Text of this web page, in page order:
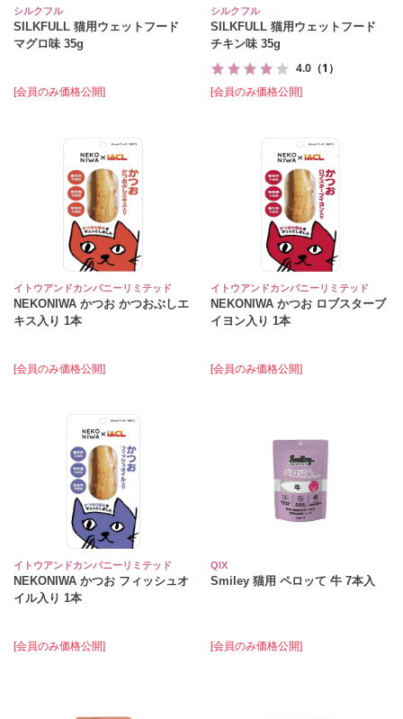
シルクフル
SILKFULL 猫用ウェットフード
マグロ味 35g
[会員のみ価格公開]
シルクフル
SILKFULL 猫用ウェットフード
チキン味 35g
4.0 （1）
[会員のみ価格公開]
イトウアンドカンパニーリミテッド
NEKONIWA かつお かつおぶしエ
キス入り 1本
[会員のみ価格公開]
イトウアンドカンパニーリミテッド
NEKONIWA かつお ロブスターブ
イヨン入り 1本
[会員のみ価格公開]
イトウアンドカンパニーリミテッド
NEKONIWA かつお フィッシュオ
イル入り 1本
[会員のみ価格公開]
QIX
Smiley 猫用 ペロッて 牛 7本入
[会員のみ価格公開]